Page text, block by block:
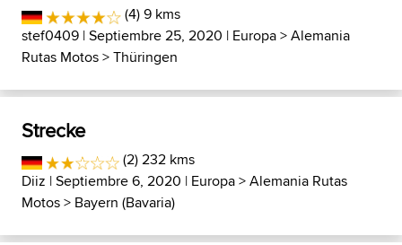
(4) 9 kms
stef0409 | Septiembre 25, 2020 | Europa>Alemania
Rutas Motos>Thüringen
Strecke
(2) 232 kms
Diiz | Septiembre 6, 2020 | Europa>Alemania Rutas
Motos> Bayern (Bavaria)